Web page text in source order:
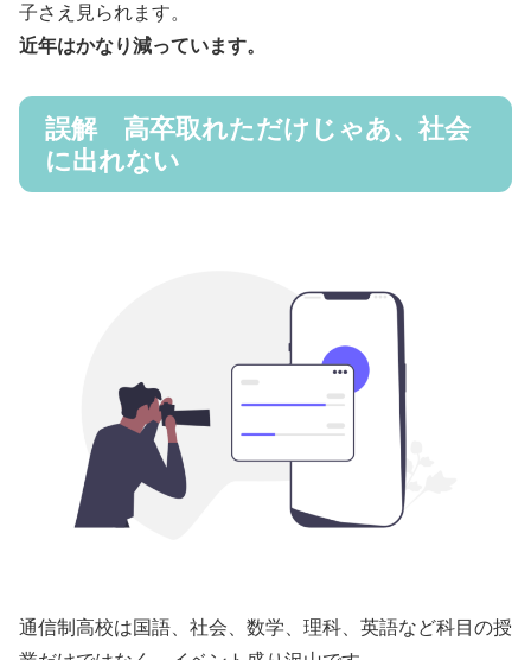
子さえ見られます。
近年はかなり減っています。
誤解 高卒取れただけじゃあ、社会
に出れない
通信制高校は国語、社会、数学、理科、英語など科目の授